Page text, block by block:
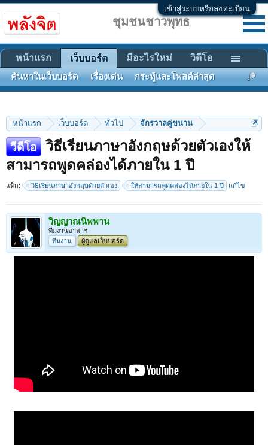
เข้าสู่ระบบหรือลงทะเบียน
หน้าแรก เว็บบอร์ด ทั่วไป จักรวาลคู่ขนาน
วีดีโอ
วิธีเรียนภาษาอังกฤษด้วยตัวเองให้
สามารถพูดคล่องได้ภายใน 1 ปี
แท็ก: วิธีเรียนภาษาอังกฤษด้วยตัวเอง ให้สามารถพูดคล่องได้ภายใน 1 ปี แก้ไข
วิญญาณนิพพาน
ทีมงานอาสาฯ
ทีมงาน
ผู้ดูแลเว็บบอร์ด
ชุมชนชาวพุทธ
หน้าแรก เว็บบอร์ด
ค้นหาในเว็บบอร์ด เรื่องเด่น กระทู้และโพสต์ล่าสุด
มีอะไรใหม่ วิดีโอ